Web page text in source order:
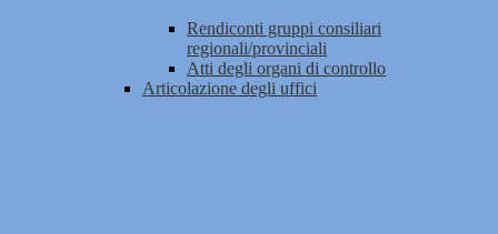
Rendiconti gruppi consiliari
regionali/provinciali
Atti degli organi di controllo
Articolazione degli uffici